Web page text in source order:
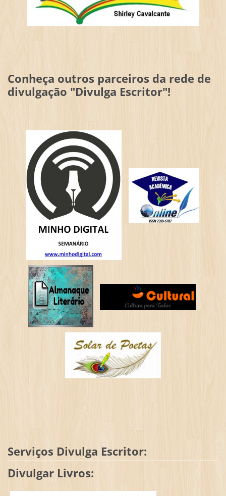
Conheça outros parceiros da rede de
divulgação "Divulga Escritor"!
Serviços Divulga Escritor:
Divulgar Livros: